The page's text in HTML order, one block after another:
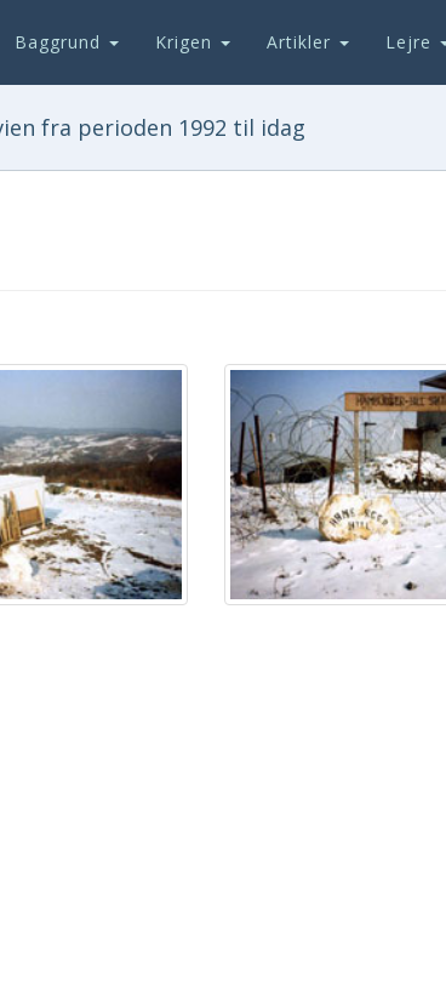
Baggrund Krigen Artikler Lejre
fra perioden 1992 til idag